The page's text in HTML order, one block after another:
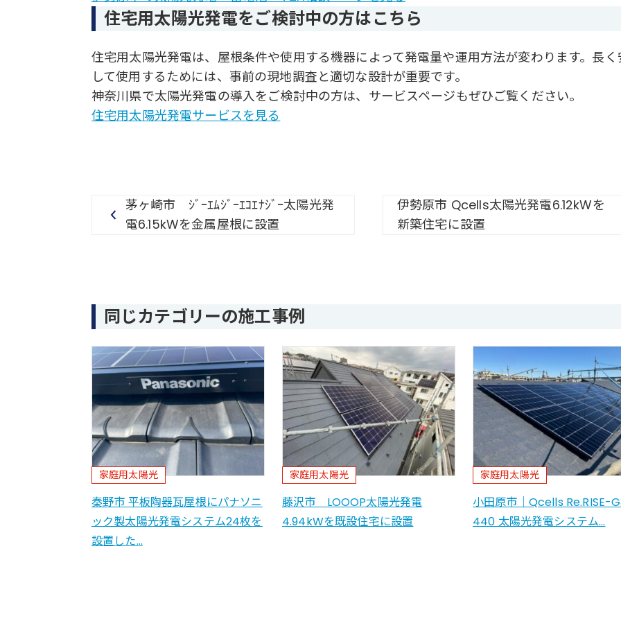
住宅用太陽光発電をご検討中の方はこちら
住宅用太陽光発電は、屋根条件や使用する機器によって発電量や運用方法が変わります。長く
して使用するためには、事前の現地調査と適切な設計が重要です。
神奈川県で太陽光発電の導入をご検討中の方は、サービスページもぜひご覧ください。
住宅用太陽光発電サービスを見る
茅ヶ崎市 ｼﾞｰｴﾑｼﾞｰｴｺｴﾅｼﾞｰ太陽光発
電6.15kWを金属屋根に設置
伊勢原市 Qcells太陽光発電6.12kWを
新築住宅に設置
同じカテゴリーの施工事例
家庭用太陽光
秦野市 平板陶器瓦屋根にパナソニ
ック製太陽光発電システム24枚を
設置した…
家庭用太陽光
藤沢市 LOOOP太陽光発電
4.94kWを既設住宅に設置
家庭用太陽光
小田原市｜Qcells Re.RISE-
440 太陽光発電システム…